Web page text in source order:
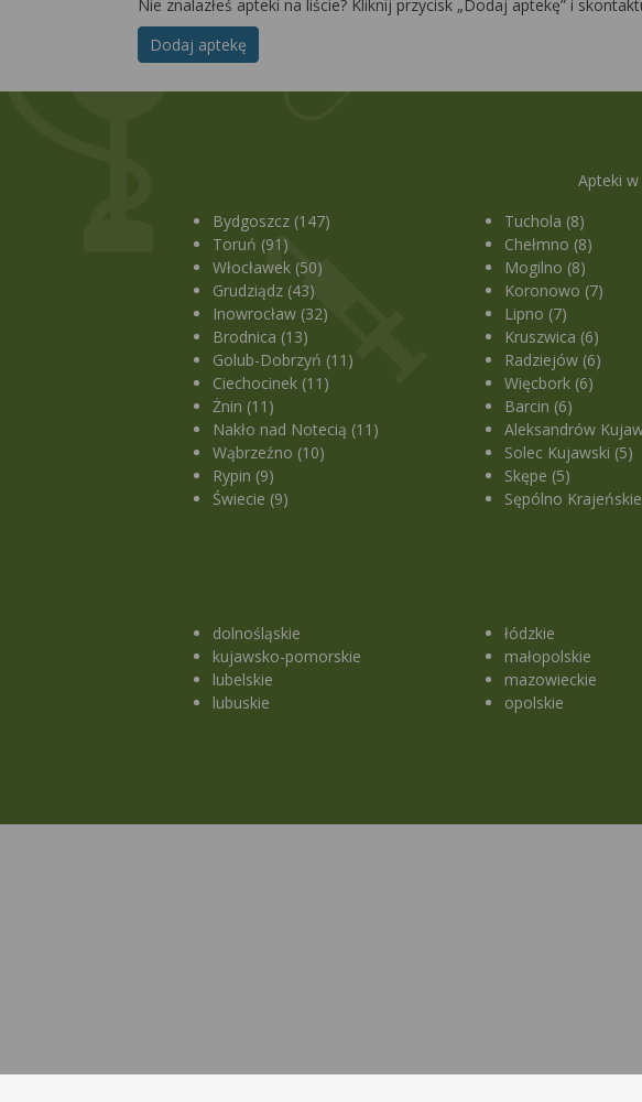
Nie znalazłeś apteki na liście? Kliknij przycisk „Dodaj aptekę” i
Dodaj aptekę
Apteki
Bydgoszcz (147)
Toruń (91)
Włocławek (50)
Grudziądz (43)
Inowrocław (32)
Brodnica (13)
Golub-Dobrzyń (11)
Ciechocinek (11)
Żnin (11)
Nakło nad Notecią (11)
Wąbrzeźno (10)
Rypin (9)
Świecie (9)
Tuchola (8)
Chełmno (8)
Mogilno (8)
Koronowo (7)
Lipno (7)
Kruszwica (6)
Radziejów (6)
Więcbork (6)
Barcin (6)
Aleksandrów
Solec Kujawski (5)
Skępe (5)
Sępólno
dolnośląskie
kujawsko-pomorskie
lubelskie
lubuskie
łódzkie
małopolskie
mazowieckie
opolskie